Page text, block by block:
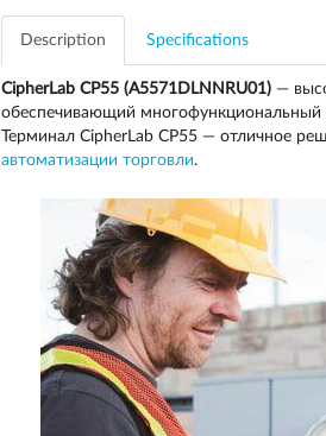
Description Specifications
CipherLab CP55 (A5571DLNNRU01)—
обеспечивающий многофункциональный
Терминал CipherLab CP55 — отличное
автоматизации торговли.